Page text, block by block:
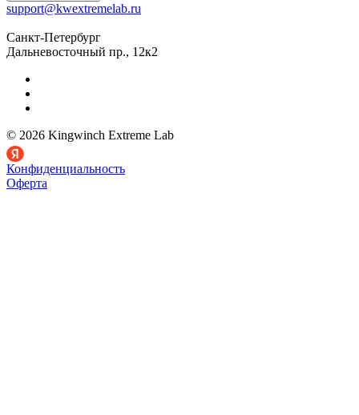
support@kwextremelab.ru
Санкт-Петербург
Дальневосточный пр., 12к2
© 2026 Kingwinch Extreme Lab
Конфиденциальность
Оферта